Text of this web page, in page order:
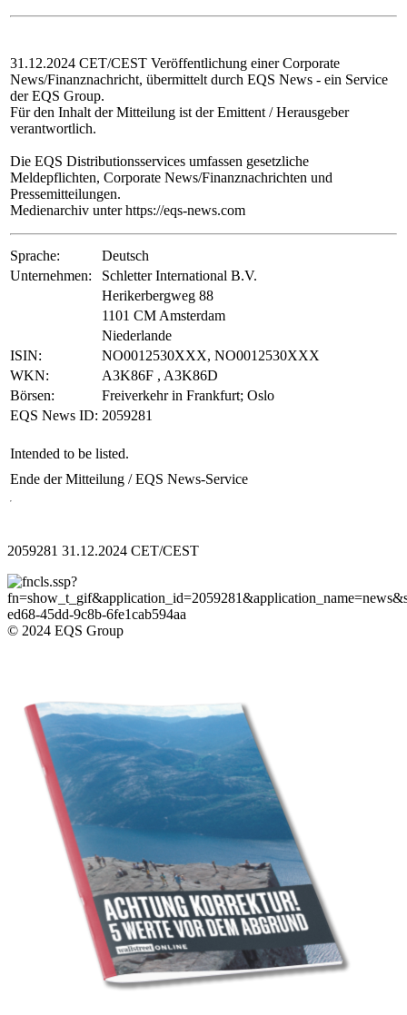
31.12.2024 CET/CEST Veröffentlichung einer Corporate
News/Finanznachricht, übermittelt durch EQS News - ein Service
der EQS Group.
Für den Inhalt der Mitteilung ist der Emittent / Herausgeber
verantwortlich.
Die EQS Distributionsservices umfassen gesetzliche
Meldepflichten, Corporate News/Finanznachrichten und
Pressemitteilungen.
Medienarchiv unter https://eqs-news.com
Sprache:
Deutsch
Unternehmen:
Schletter International B.V.
Herikerbergweg 88
1101 CM Amsterdam
Niederlande
ISIN:
NO0012530XXX, NO0012530XXX
WKN:
A3K86F , A3K86D
Börsen:
Freiverkehr in Frankfurt; Oslo
EQS News ID: 2059281
Intended to be listed.
Ende der Mitteilung / EQS News-Service
2059281 31.12.2024 CET/CEST
© 2024 EQS Group